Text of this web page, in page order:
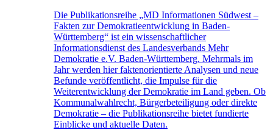
Die Publikationsreihe „MD Informationen Südwest –
Fakten zur Demokratieentwicklung in Baden-
Württemberg“ ist ein wissenschaftlicher
Informationsdienst des Landesverbands Mehr
Demokratie e.V. Baden-Württemberg. Mehrmals im
Jahr werden hier faktenorientierte Analysen und neue
Befunde veröffentlicht, die Impulse für die
Weiterentwicklung der Demokratie im Land geben. Ob
Kommunalwahlrecht, Bürgerbeteiligung oder direkte
Demokratie – die Publikationsreihe bietet fundierte
Einblicke und aktuelle Daten.